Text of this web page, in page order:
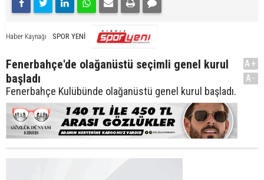
Haber Kaynağı SPOR YENİ
Fenerbahçe'de olağanüstü seçimli genel kurul
başladı
Fenerbahçe Kulübünde olağanüstü genel kurul başladı.
A+
A-